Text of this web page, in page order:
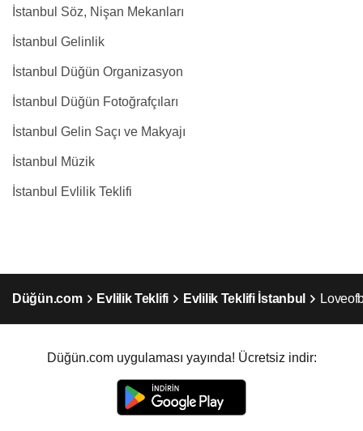
İstanbul Söz, Nişan Mekanları
İstanbul Gelinlik
İstanbul Düğün Organizasyon
İstanbul Düğün Fotoğrafçıları
İstanbul Gelin Saçı ve Makyajı
İstanbul Müzik
İstanbul Evlilik Teklifi
Düğün.com Evlilik Teklifi Evlilik Teklifi İstanbul
Düğün.com uygulaması yayında! Ücretsiz indir: